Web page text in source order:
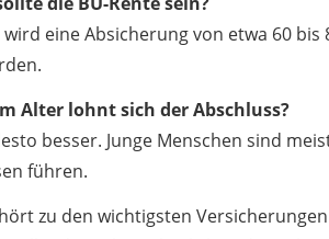
eine Absicherung von etwa 60
Alter lohnt sich der Abschluss?
besser. Junge Menschen sind
führen.
zu den wichtigsten